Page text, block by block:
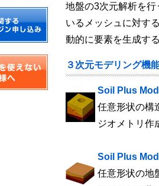
地盤の3次元解析を
いるメッシュに対す
動的に要素を生成す
３次元モデリング機
Soil Plus
任意形状の構
ジオメトリ
Soil Plus
任意形状の地